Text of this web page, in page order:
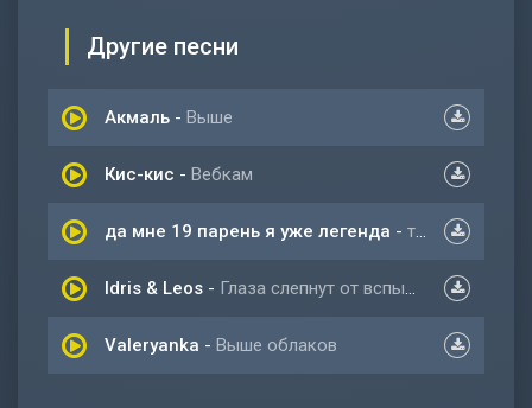
Другие песни
Акмаль - Выше
Кис-кис - Вебкам
да мне 19 парень я уже легенда - тикток
Idris & Leos - Глаза слепнут от вспышек камер
Valeryanka - Выше облаков